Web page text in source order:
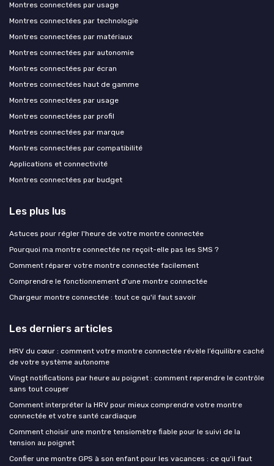
Montres connectées par usage
Montres connectées par technologie
Montres connectées par matériaux
Montres connectées par autonomie
Montres connectées par écran
Montres connectées haut de gamme
Montres connectées par usage
Montres connectées par profil
Montres connectées par marque
Montres connectées par compatibilité
Applications et connectivité
Montres connectées par budget
Les plus lus
Astuces pour régler l'heure de votre montre connectée
Pourquoi ma montre connectée ne reçoit-elle pas les SMS ?
Comment réparer votre montre connectée facilement
Comprendre le fonctionnement d'une montre connectée
Chargeur montre connectée : tout ce qu'il faut savoir
Les derniers articles
HRV du cœur : comment votre montre connectée révèle l’équilibre caché
de votre système autonome
Vingt notifications par heure au poignet : comment reprendre le contrôle
sans tout couper
Comment interpréter la HRV pour mieux comprendre votre montre
connectée et votre santé cardiaque
Comment choisir une montre tensiomètre fiable pour le suivi de la
tension au poignet
Confier une montre GPS à son enfant pour les vacances : ce qu'il faut